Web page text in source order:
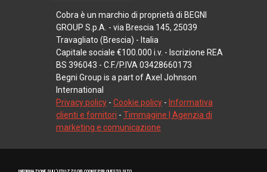
Cobra è un marchio di proprietà di BEGNI
GROUP S.p.A. - via Brescia 145, 25039
Travagliato (Brescia) - Italia
Capitale sociale €100.000 i.v. - Iscrizione REA
BS 396043 - C.F./P.IVA 03428660173
Begni Group is a part of Axel Johnson
International
Privacy policy - Cookie policy - Informativa
clienti e fornitori - Timmagine | Agenzia di
marketing e comunicazione